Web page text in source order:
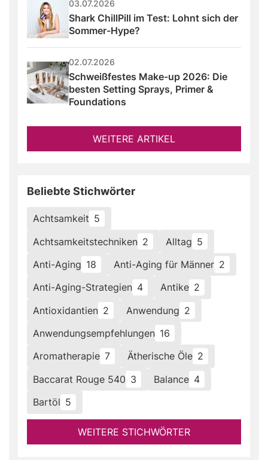
03.07.2026
Shark ChillPill im Test: Lohnt sich der
Sommer-Hype?
02.07.2026
Schweißfestes Make-up 2026: Die
besten Setting Sprays, Primer &
Foundations
WEITERE ARTIKEL
Beliebte Stichwörter
Achtsamkeit 5
Achtsamkeitstechniken 2 Alltag 5
Anti-Aging 18 Anti-Aging für Männer 2
Anti-Aging-Strategien 4 Antike 2
Antioxidantien 2 Anwendung 2
Anwendungsempfehlungen 16
Aromatherapie 7 Ätherische Öle 2
Baccarat Rouge 540 3 Balance 4
Bartöl 5
WEITERE STICHWÖRTER